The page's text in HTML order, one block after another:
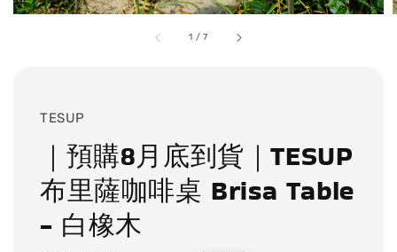
1 /7
TESUP
｜預購8月底到貨｜TESUP
布里薩咖啡桌 Brisa Table
- 白橡木